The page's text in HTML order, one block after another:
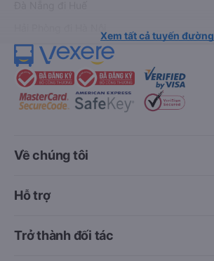
Xem tất cả tuyến đường
Về chúng tôi
Hỗ trợ
Trở thành đối tác